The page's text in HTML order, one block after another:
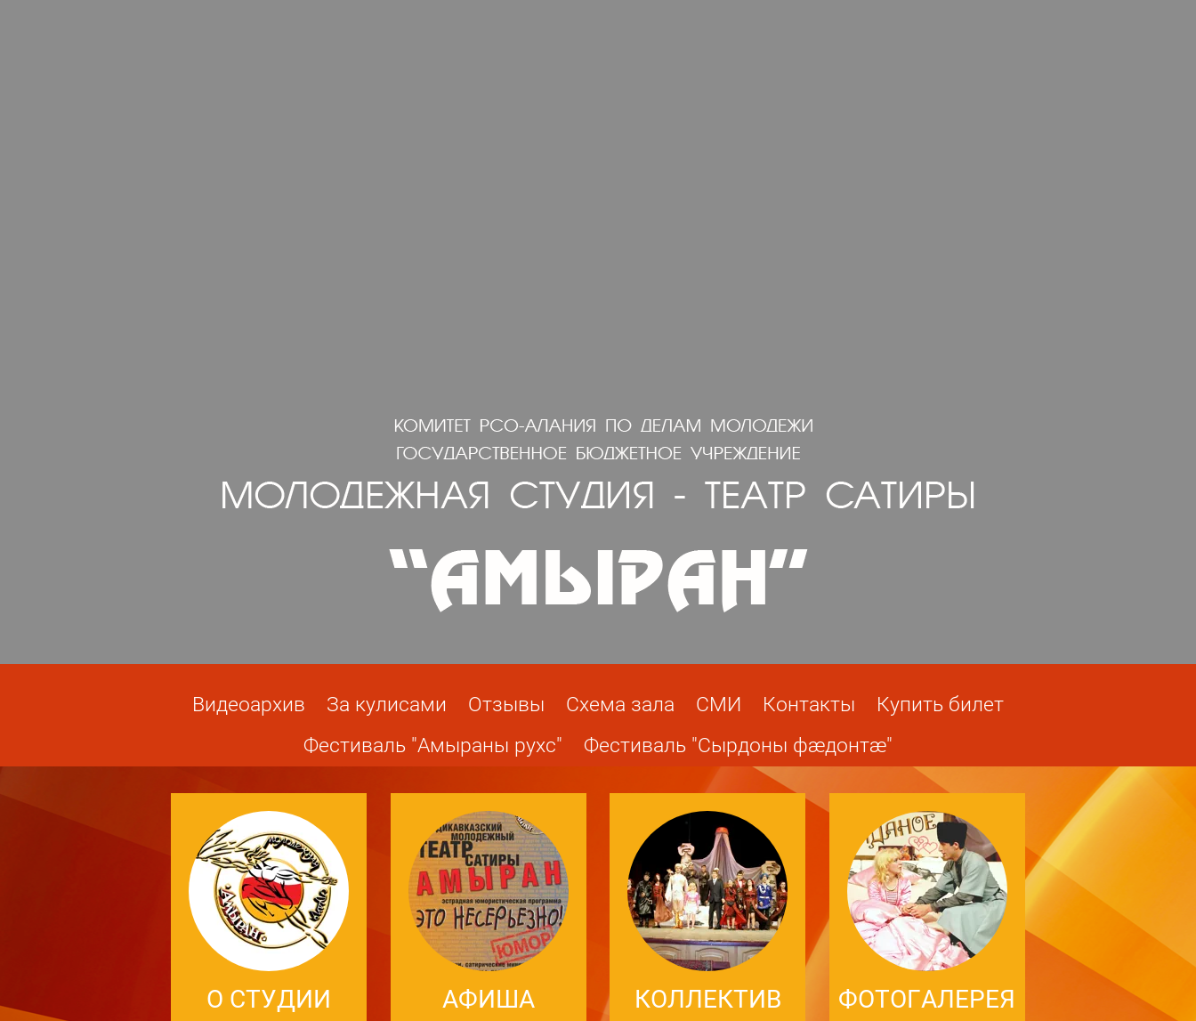
Видеоархив За кулисами Отзывы Схема зала СМИ Контакты
Купить билет
Фестиваль "Амыраны рухс"
Фестиваль "Сырдоны фæдонтæ"
О СТУДИИ АФИША КОЛЛЕКТИВ ФОТОГАЛЕРЕЯ